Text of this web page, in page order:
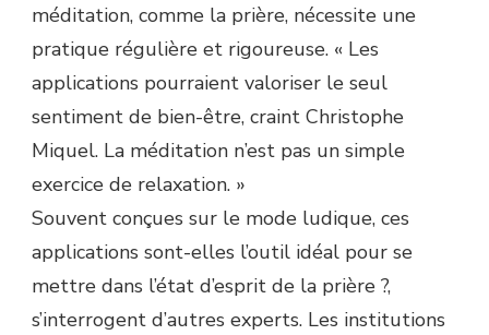
méditation, comme la prière, nécessite une
pratique régulière et rigoureuse. « Les
applications pourraient valoriser le seul
sentiment de bien-être, craint Christophe
Miquel. La méditation n’est pas un simple
exercice de relaxation. »
Souvent conçues sur le mode ludique, ces
applications sont-elles l’outil idéal pour se
mettre dans l’état d’esprit de la prière ?,
s’interrogent d’autres experts. Les institutions